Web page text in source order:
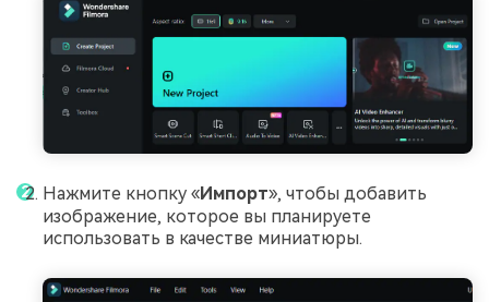
Нажмите кнопку «Импорт», чтобы добавить
изображение, которое вы планируете
использовать в качестве миниатюры.